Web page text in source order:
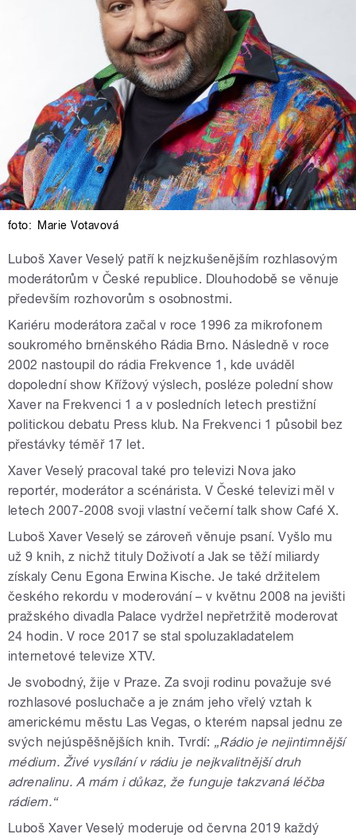
foto: Marie Votavová
Luboš Xaver Veselý patří k nejzkušenějším rozhlasovým
moderátorům v České republice. Dlouhodobě se věnuje
především rozhovorům s osobnostmi.
Kariéru moderátora začal v roce 1996 za mikrofonem
soukromého brněnského Rádia Brno. Následně v roce
2002 nastoupil do rádia Frekvence 1, kde uváděl
dopolední show Křížový výslech, posléze polední show
Xaver na Frekvenci 1 a v posledních letech prestižní
politickou debatu Press klub. Na Frekvenci 1 působil bez
přestávky téměř 17 let.
Xaver Veselý pracoval také pro televizi Nova jako
reportér, moderátor a scénárista. V České televizi měl v
letech 2007-2008 svoji vlastní večerní talk show Café X.
Luboš Xaver Veselý se zároveň věnuje psaní. Vyšlo mu
už 9 knih, z nichž tituly Doživotí a Jak se těží miliardy
získaly Cenu Egona Erwina Kische. Je také držitelem
českého rekordu v moderování – v květnu 2008 na jevišti
pražského divadla Palace vydržel nepřetržitě moderovat
24 hodin. V roce 2017 se stal spoluzakladatelem
internetové televize XTV.
Je svobodný, žije v Praze. Za svoji rodinu považuje své
rozhlasové posluchače a je znám jeho vřelý vztah k
americkému městu Las Vegas, o kterém napsal jednu ze
svých nejúspěšnějších knih. Tvrdí: „Rádio je nejintimnější
médium. Živé vysílání v rádiu je nejkvalitnější druh
adrenalinu. A mám i důkaz, že funguje takzvaná léčba
rádiem.“
Luboš Xaver Veselý moderuje od června 2019 každý